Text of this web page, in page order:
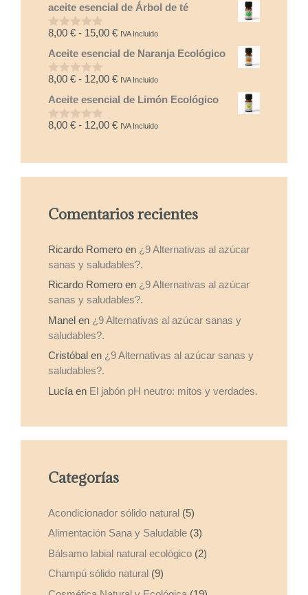
e
5
aceite esencial de Árbol de té
0
e
5
8,00 € - 15,00 €Rango
de
desde
15,00 €
IVA Incluido
Aceite esencial de Naranja Ecológico
0
e
5
8,00 € - 12,00 €Rango
de
desde
IVA Incluido
Aceite esencial de Limón Ecológico
0
8,00 € - 12,00 €Rango
12,00 €
IVA Incluido
Comentarios recientes
Ricardo Romero en ¿9 Alternativas al azúcar
sanas y saludables?.
Ricardo Romero en ¿9 Alternativas al azúcar
sanas y saludables?.
Manel en ¿9 Alternativas al azúcar sanas y
saludables?.
Cristóbal en ¿9 Alternativas al azúcar sanas y
saludables?.
Lucía en El jabón pH neutro: mitos y verdades.
Categorías
Acondicionador sólido natural (5)
Alimentación Sana y Saludable (3)
Bálsamo labial natural ecológico (2)
Champú sólido natural (9)